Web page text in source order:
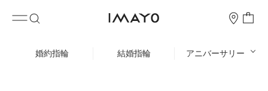
婚約指輪 結婚指輪 アニバーサリー